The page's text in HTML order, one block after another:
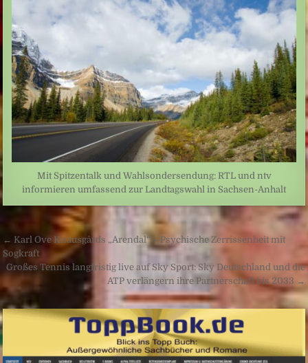
Mit Spitzentalk und Wahlsondersendung: RTL und ntv
informieren umfassend zur Landtagswahl in Sachsen-Anhalt
Beitragsnavigation
← Karl Ove Knausgårds „Arendal“ – Psychische Zerrissenheit mit
Sogkraft
Großes Tennis langfristig live auf Sky Sport: Sky Deutschland und die
ATP verlängern ihre Partnerschaft bis 2033 →